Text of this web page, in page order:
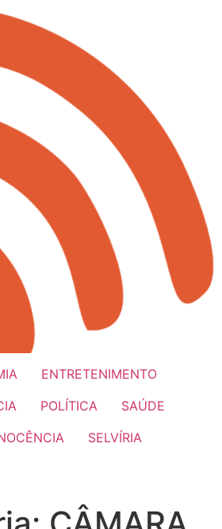
ENTRETENIMENTO
POLÍTICA
SAÚDE
SELVÍRIA